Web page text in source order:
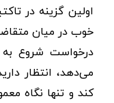
اولین گزینه در
خوب در میان
درخواست شروع
می‌دهد، انتظار
کند و تنها نگاه